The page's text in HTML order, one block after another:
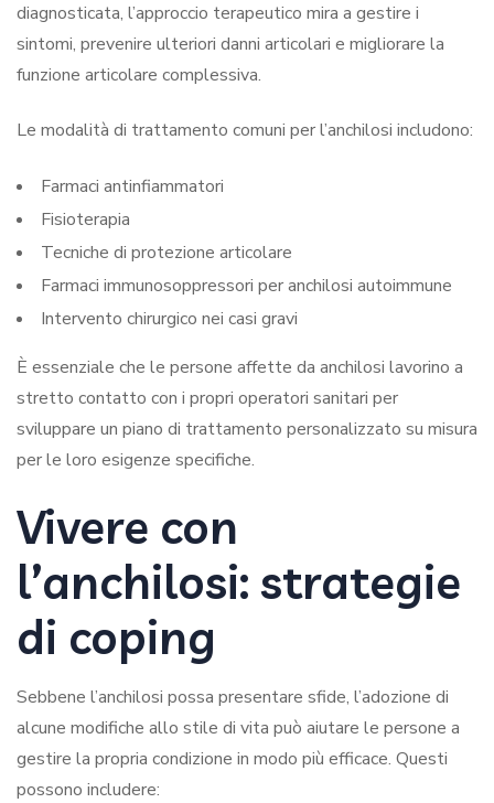
diagnosticata, l’approccio terapeutico mira a gestire i
sintomi, prevenire ulteriori danni articolari e migliorare la
funzione articolare complessiva.
Le modalità di trattamento comuni per l’anchilosi includono:
Farmaci antinfiammatori
Fisioterapia
Tecniche di protezione articolare
Farmaci immunosoppressori per anchilosi autoimmune
Intervento chirurgico nei casi gravi
È essenziale che le persone affette da anchilosi lavorino a
stretto contatto con i propri operatori sanitari per
sviluppare un piano di trattamento personalizzato su misura
per le loro esigenze specifiche.
Vivere con
l’anchilosi: strategie
di coping
Sebbene l’anchilosi possa presentare sfide, l’adozione di
alcune modifiche allo stile di vita può aiutare le persone a
gestire la propria condizione in modo più efficace. Questi
possono includere: